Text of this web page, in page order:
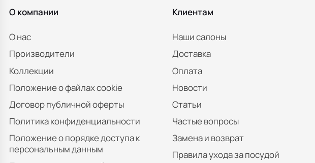
О компании
О нас
Производители
Коллекции
Положение о файлах cookie
Договор публичной оферты
Политика конфиденциальности
Положение о порядке доступа к
персональным данным
Клиентам
Наши салоны
Доставка
Оплата
Новости
Статьи
Частые вопросы
Замена и возврат
Правила ухода за посудой